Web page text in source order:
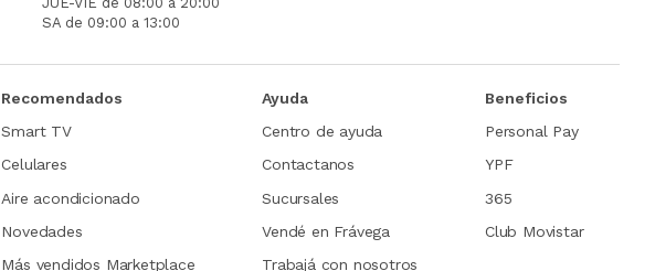
SA de 09:00 a 13:00
Recomendados
Smart TV
Celulares
Aire acondicionado
Novedades
Más vendidos Marketplace
Ayuda
Centro de ayuda
Contactanos
Sucursales
Vendé en Frávega
Trabajá con nosotros
Beneficios
Personal Pay
YPF
365
Club Movistar